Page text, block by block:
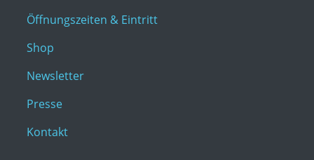
Öffnungszeiten & Eintritt
Shop
Newsletter
Presse
Kontakt